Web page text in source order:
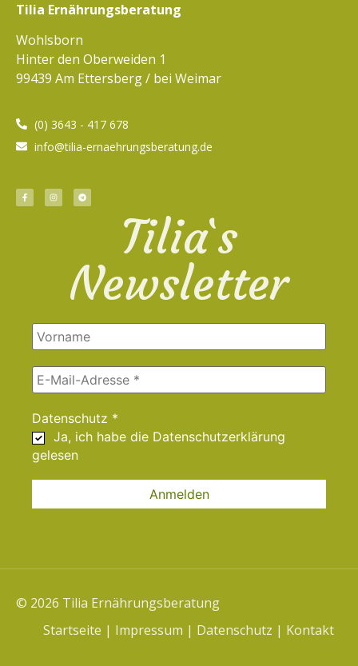
Tilia Ernährungsberatung
Wohlsborn
Hinter den Oberweiden 1
99439 Am Ettersberg / bei Weimar
(0) 3643 - 417 678
info@tilia-ernaehrungsberatung.de
Tilia`s
Newsletter
Datenschutz *
Ja, ich habe die Datenschutzerklärung
gelesen
© 2026 Tilia Ernährungsberatung
Startseite | Impressum | Datenschutz | Kontakt